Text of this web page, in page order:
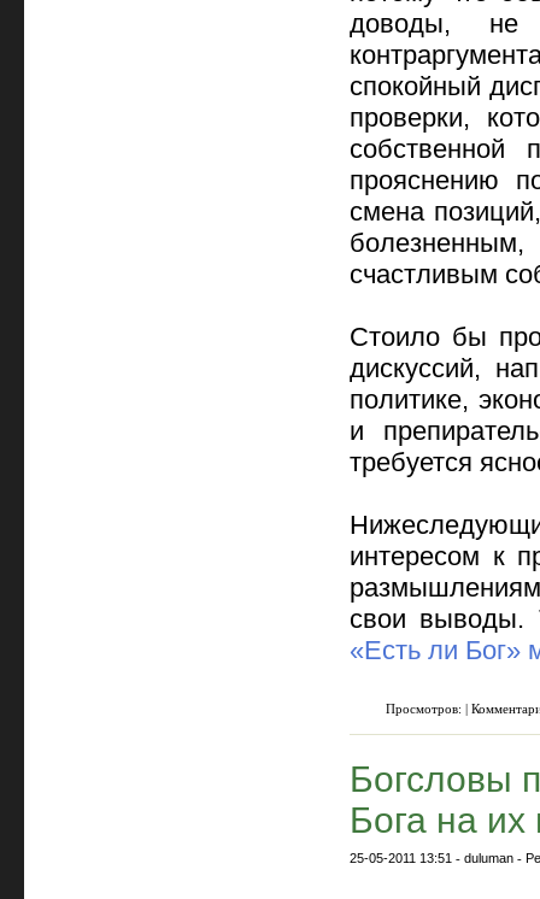
доводы, не
спокойный
проверки,
прояснению
смена
счастливым
Стоило бы
дискуссий,
политике,
и
требуется
интересом к
свои
«Есть ли
Просмотров: |
Богсловы
Бога на их
25-05-2011 13:51 -duluman -